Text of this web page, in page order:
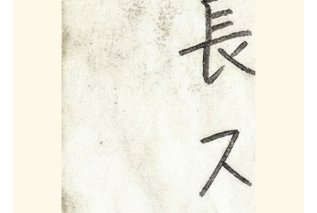
千葉県 木造30
坪火災現場解体
木造解体 火災現場
千葉県
千葉市 マンショ
ン駐輪場撤去工事
プチ解体
/ 千葉市稲
毛区 / 30万
横芝光町 木造平
屋16坪解体工事
木造解体
芝光町 / 120万
千葉市 鉄骨造倉
庫現況復旧工事
その他工事
/ 千葉市